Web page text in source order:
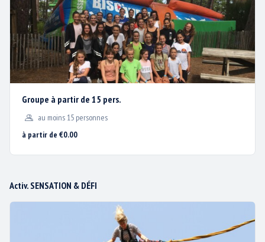
Pack Découverte / pers. (Parcours + 2 activ.* Sensation et Défi)
-
27 € 30 € 33 €
Pour les tarifs et les offres GROUPES, cliquez
Pour réserver vos activités et finaliser votre venue
j'accepte
je refuse
Groupe à partir de 15 pers.
au moins 15 personnes
à partir de €0.00
Activ. SENSATION & DÉFI